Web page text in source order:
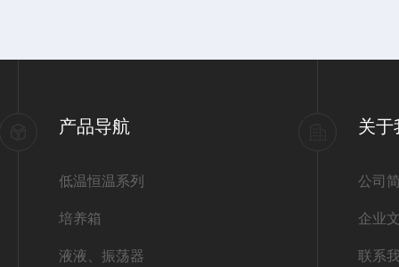
产品导航
低温恒温系列
培养箱
液液、振荡器
关于
公司
企业
联系